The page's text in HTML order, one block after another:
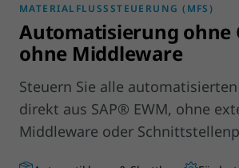
MATERIALFLUSSSTEUERUNG (MFS)
Automatisierung ohne
ohne Middleware
Steuern Sie alle
direkt aus SAP® EWM, ohne
Middleware oder